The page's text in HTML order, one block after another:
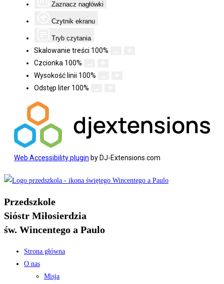
Zaznacz nagłówki
Czytnik ekranu
Tryb czytania
Skalowanie treści 100%
Czcionka 100%
Wysokość linii 100%
Odstęp liter 100%
Web Accessibility plugin by DJ-Extensions.com
Koniec
Przedszkole
Sióstr Miłosierdzia
św. Wincentego a Paulo
Strona główna
O nas
Misja